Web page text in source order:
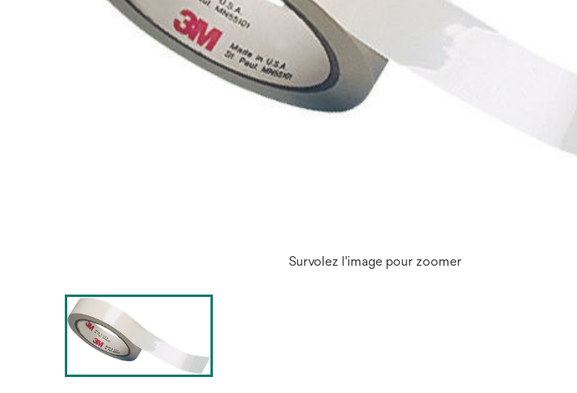
Survolez l'image pour zoomer